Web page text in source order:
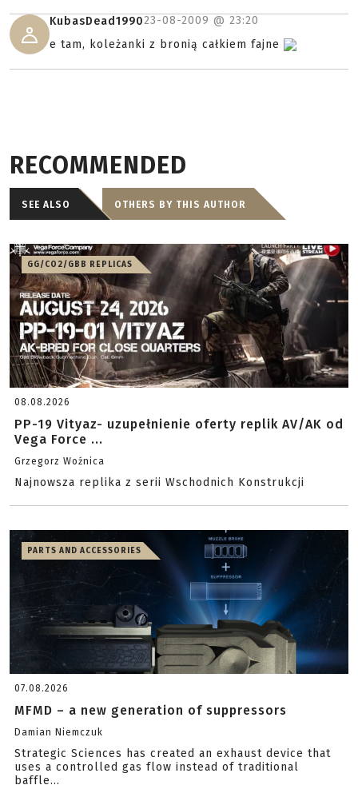
KubasDead199023-08-2009 @ 23:20
e tam, koleżanki z bronią całkiem fajne
RECOMMENDED
SEE ALSO OTHERS BY THIS AUTHOR
GG/CO2/GBB REPLICAS
08.08.2026
PP-19 Vityaz- uzupełnienie oferty replik AV/AK od
Vega Force ...
Grzegorz Woźnica
Najnowsza replika z serii Wschodnich Konstrukcji
PARTS AND ACCESSORIES
07.08.2026
MFMD – a new generation of suppressors
Damian Niemczuk
Strategic Sciences has created an exhaust device that
uses a controlled gas flow instead of traditional
baffle...